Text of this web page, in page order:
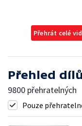
Přehrát celé
Přehled dílů
9800 přehratelných
Pouze